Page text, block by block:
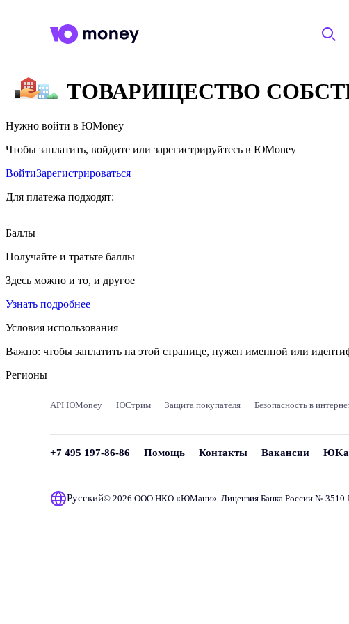
ТОВАРИЩЕСТВО
Нужно войти в ЮMoney
Чтобы заплатить, войдите или зарегистрируйтесь в ЮMoney
ВойтиЗарегистрироваться
Для платежа подходят:
Баллы
Получайте и тратьте баллы
Здесь можно и то, и другое
Узнать подробнее
Условия использования
Важно: чтобы заплатить на этой странице, нужен именной или
Регионы
API ЮMoney ЮСтрим Защита покупателя Безопасность в
+7 495 197-86-86 Помощь Контакты Вакансии
Русский© 2026 ООО НКО «ЮМани». Лицензия Банка России №